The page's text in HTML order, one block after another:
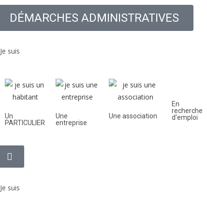
DÉMARCHES ADMINISTRATIVES
Je suis
Un
PARTICULIER
Une
entreprise
Une association
En
recherche
d'emploi
Je suis